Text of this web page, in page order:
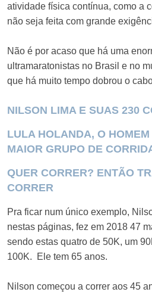
atividade física contínua, como a
não seja feita com grande
Não é por acaso que há uma
ultramaratonistas no Brasil e no
que há muito tempo dobrou o
NILSON LIMA E SUAS 230
LULA HOLANDA, O
MAIOR GRUPO DE
QUER CORRER? ENTÃO
CORRER
Pra ficar num único exemplo,
nestas páginas, fez em 2018 47
sendo estas quatro de 50K, um
100K. Ele tem 65 anos.
Nilson começou a correr aos 45